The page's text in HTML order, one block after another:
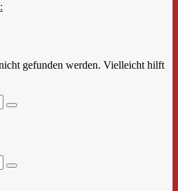
gefunden werden. Vielleicht hilft
Suchen
Suchen